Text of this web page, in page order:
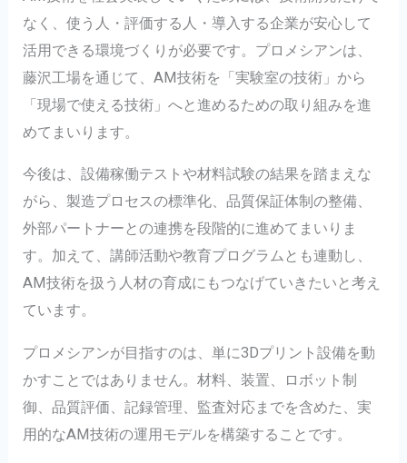
なく、使う人・評価する人・導入する企業が安心して
活用できる環境づくりが必要です。プロメシアンは、
藤沢工場を通じて、AM技術を「実験室の技術」から
「現場で使える技術」へと進めるための取り組みを進
めてまいります。
今後は、設備稼働テストや材料試験の結果を踏まえな
がら、製造プロセスの標準化、品質保証体制の整備、
外部パートナーとの連携を段階的に進めてまいりま
す。加えて、講師活動や教育プログラムとも連動し、
AM技術を扱う人材の育成にもつなげていきたいと考え
ています。
プロメシアンが目指すのは、単に3Dプリント設備を動
かすことではありません。材料、装置、ロボット制
御、品質評価、記録管理、監査対応までを含めた、実
用的なAM技術の運用モデルを構築することです。